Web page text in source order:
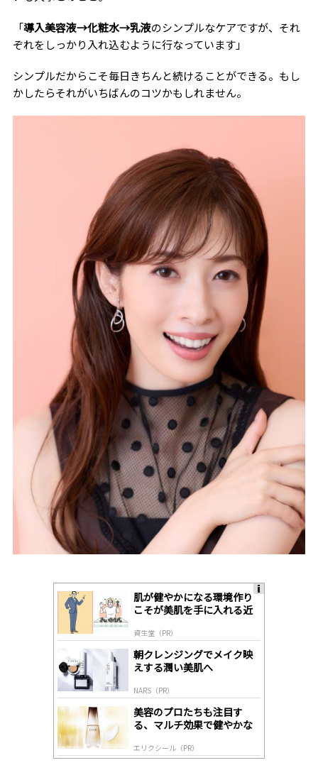
「導入美容液→化粧水→乳液のシンプルなケアですが、それ
ぞれをしっかり入れ込むように行なっています」
シンプルだからこそ毎日きちんと続けることができる。もし
かしたらそれがいちばんのコツかもしれません。
肌が健やかになる環境作り
こそが美肌を手に入れる近
資生堂（PR）
朝クレンジングでメイク映
えする潤い美肌へ
NARS（PR）
美容のプロたちも注目す
る、マルチ効果で健やかな
エリクシール（PR）